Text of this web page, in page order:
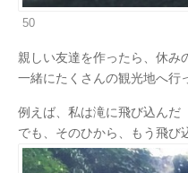
50
親しい友達を作ったら、休み
一緒にたくさんの観光地へ行
例えば、私は滝に飛び込んだ
でも、そのひから、もう飛び